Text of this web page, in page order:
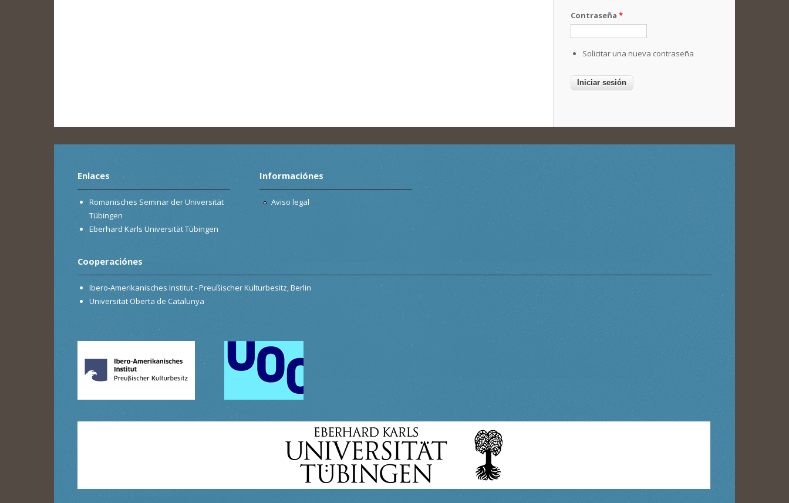
Contraseña *
Solicitar una nueva contraseña
Enlaces
Romanisches Seminar der Universität
Tübingen
Eberhard Karls Universität Tübingen
Informaciónes
Aviso legal
Cooperaciónes
Ibero-Amerikanisches Institut - Preußischer Kulturbesitz, Berlin
Universitat Oberta de Catalunya